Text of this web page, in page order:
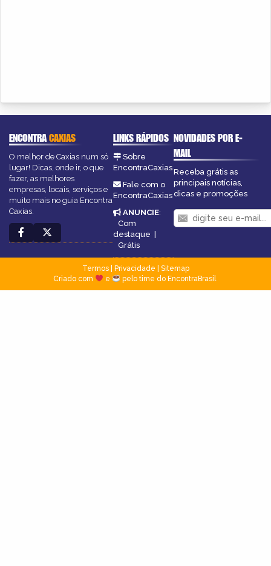
ENCONTRACAXIAS
O melhor de Caxias num só
lugar! Dicas, onde ir, o que
fazer, as melhores
empresas, locais, serviços e
muito mais no guia Encontra
Caxias.
LINKS RÁPIDOS
Sobre
EncontraCaxias
Fale com o
EncontraCaxias
ANUNCIE:
Com
destaque |
Grátis
NOVIDADES POR E-
MAIL
Receba grátis as
principais notícias,
dicas e promoções
Termos| Privacidade
Sitemap
Criado com
e pelo time do EncontraBrasil